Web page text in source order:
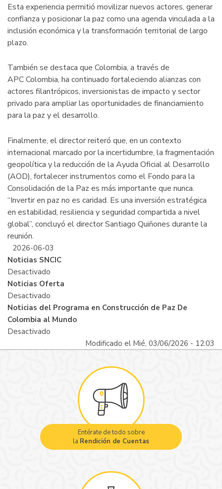
Esta experiencia permitió movilizar nuevos actores, generar
confianza y posicionar la paz como una agenda vinculada a la
inclusión económica y la transformación territorial de largo
plazo.
También se destaca que Colombia, a través de
APC Colombia, ha continuado fortaleciendo alianzas con
actores filantrópicos, inversionistas de impacto y sector
privado para ampliar las oportunidades de financiamiento
para la paz y el desarrollo.
Finalmente, el director reiteró que, en un contexto
internacional marcado por la incertidumbre, la fragmentación
geopolítica y la reducción de la Ayuda Oficial al Desarrollo
(AOD), fortalecer instrumentos como el Fondo para la
Consolidación de la Paz es más importante que nunca.
“Invertir en paz no es caridad. Es una inversión estratégica
en estabilidad, resiliencia y seguridad compartida a nivel
global”, concluyó el director Santiago Quiñones durante la
reunión.
2026-06-03
Noticias SNCIC
Desactivado
Noticias Oferta
Desactivado
Noticias del Programa en Construcción de Paz De
Colombia al Mundo
Desactivado
Modificado el Mié, 03/06/2026 - 12:03
Entérate de todo sobre
la Rendición de Cuentas